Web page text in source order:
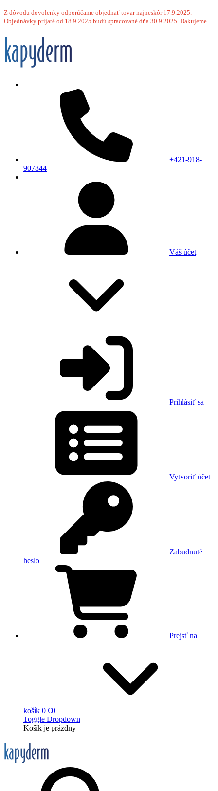
Z dôvodu dovolenky odporúčame objednať tovar najneskôr 17.9.2025.
Objednávky prijaté od 18.9.2025 budú spracované dňa 30.9.2025. Ďakujeme.
+421-918-
907844
Váš účet
Prihlásiť sa
Vytvoriť účet
Zabudnuté
heslo
Prejsť na
košík 0 €0
Toggle Dropdown
Košík je prázdny